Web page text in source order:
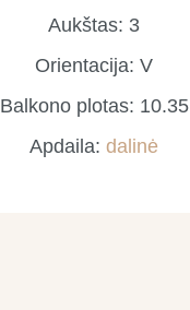
Aukštas: 3
Orientacija: V
Balkono plotas: 10.35
Apdaila: dalinė